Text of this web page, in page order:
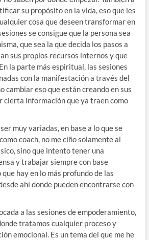
su propósito en la vida, eso que les
cosa que deseen transformar en
se consigue que la persona sea
que sea la que decida los pasos a
sus propios recursos internos y que
la parte más espiritual, las sesiones
con la manifestación a través del
cambiar eso que están creando en sus
cierta información que ya traen como
muy variadas, en base a lo que se
coach, no me ciño solamente al
sino que intento tener una
y trabajar siempre con base
hay en lo más profundo de las
ahí donde pueden encontrarse con
a las sesiones de empoderamiento,
tratamos cualquier proceso y
emocional. Es un tema del que me he